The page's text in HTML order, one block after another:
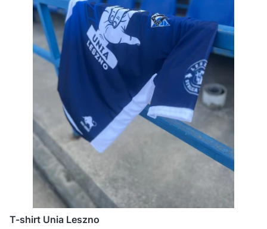
T-shirt Unia Leszno